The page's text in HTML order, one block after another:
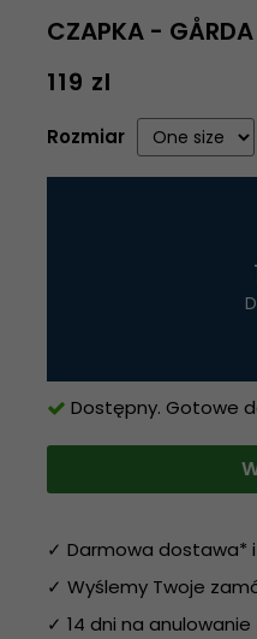
CZAPKA - GÅRDA
119 zl
Rozmiar
Dostępny. Gotowe
✓ Darmowa dostawa*
✓ Wyślemy Twoje
✓ 14 dni na